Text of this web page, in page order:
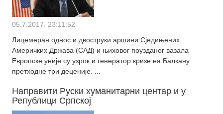
05.7.2017. 23:11:52
Лицемеран однос и двоструки аршини Сједињених
Америчких Држава (САД) и њиховог поузданог вазала
Европске уније су узрок и генератор кризе на Балкану
претходне три деценије. ...
Направити Руски хуманитарни центар и у
Републици Српској